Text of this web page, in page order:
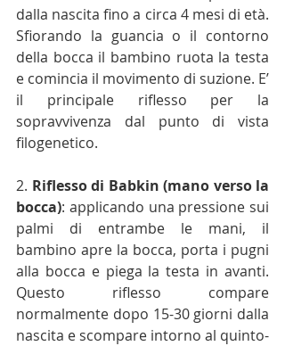
dalla nascita fino a circa 4 mesi di età.
Sfiorando la guancia o il contorno
della bocca il bambino ruota la testa
e comincia il movimento di suzione. E’
il principale riflesso per la
sopravvivenza dal punto di vista
filogenetico.
2. Riflesso di Babkin (mano verso la
bocca): applicando una pressione sui
palmi di entrambe le mani, il
bambino apre la bocca, porta i pugni
alla bocca e piega la testa in avanti.
Questo riflesso compare
normalmente dopo 15-30 giorni dalla
nascita e scompare intorno al quinto-